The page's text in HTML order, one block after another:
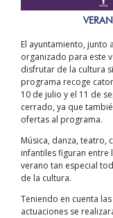
El ayuntamiento, junto
organizado para este
disfrutar de la cultura
programa recoge
10 de julio y el 11 de
cerrado, ya que
ofertas al programa.
Música, danza, teatro,
infantiles figuran
verano tan especial
de la cultura.
Teniendo en cuenta
actuaciones se